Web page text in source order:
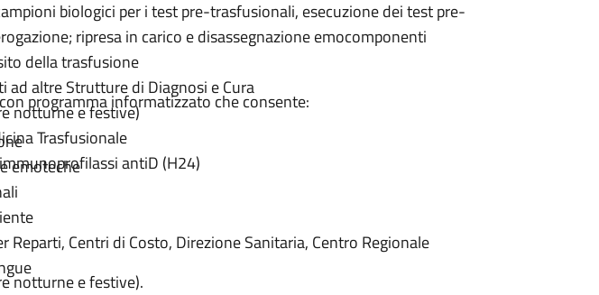
biologici per i test pre-trasfusionali, esecuzione dei test pre-
ripresa in carico e disassegnazione emocomponenti
della trasfusione
altre Strutture di Diagnosi e Cura
notturne e festive)
Trasfusionale
antiD (H24)
programma informatizzato che consente:
emoteche
Reparti, Centri di Costo, Direzione Sanitaria, Centro Regionale
notturne e festive).